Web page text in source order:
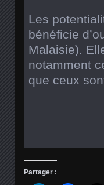
Les
bénéficie
Malaisie).
notamment
que ceux
Partager :